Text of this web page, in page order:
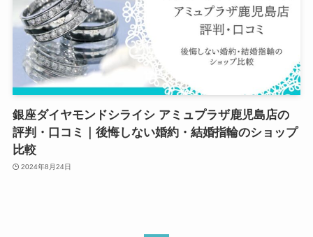
銀座ダイヤモンドシライシ アミュプラザ鹿児島店の
評判・口コミ｜後悔しない婚約・結婚指輪のショップ
比較
2024年8月24日